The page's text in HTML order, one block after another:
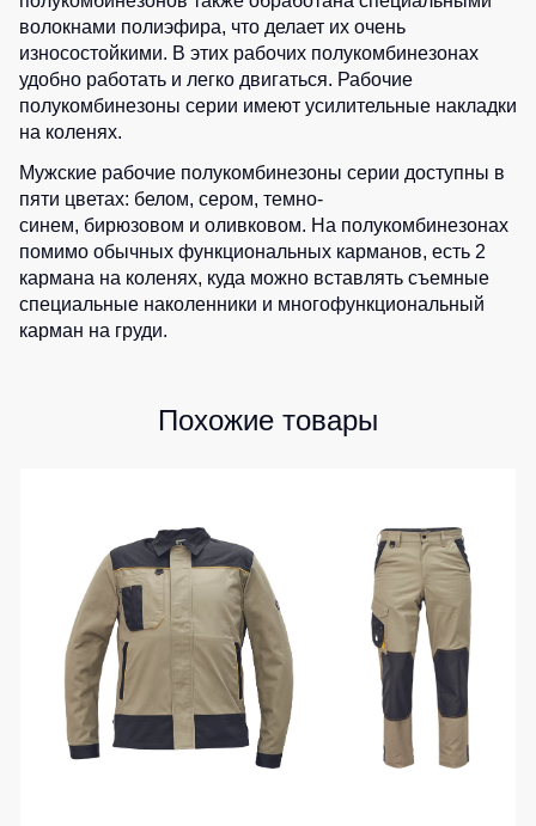
волокнами полиэфира, что делает их очень
износостойкими. В этих рабочих полукомбинезонах
удобно работать и легко двигаться. Рабочие
полукомбинезоны серии имеют усилительные накладки
на коленях.
Мужские рабочие полукомбинезоны серии доступны в
пяти цветах: белом, сером, темно-
синем, бирюзовом и оливковом. На полукомбинезонах
помимо обычных функциональных карманов, есть 2
кармана на коленях, куда можно вставлять съемные
специальные наколенники и многофункциональный
карман на груди.
Похожие товары